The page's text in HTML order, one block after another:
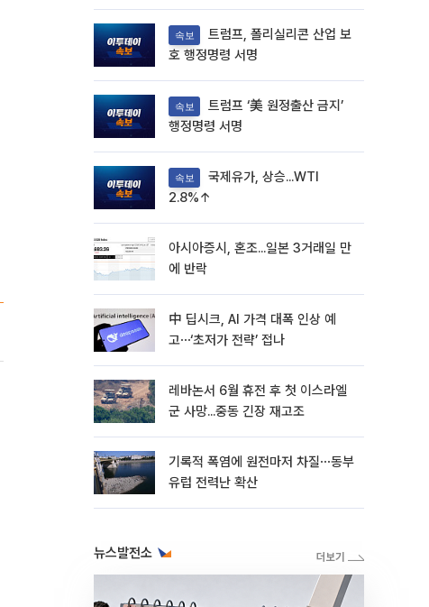
속보
호 행정명령 서명
속보
행정명령 서명
속보
2.8%↑
아시아증시, 혼조...일본 3거래일 만
에 반락
中 딥시크, AI 가격 대폭 인상 예
고⋯‘초저가 전략’ 접나
레바논서 6월 휴전 후 첫 이스라엘
군 사망...중동 긴장 재고조
기록적 폭염에 원전마저 차질⋯동부
유럽 전력난 확산
뉴스발전소